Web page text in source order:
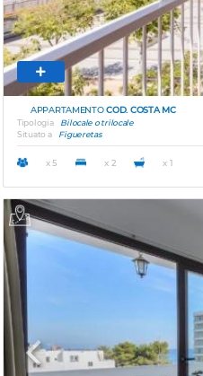
APPARTAMENTOCOD. COSTA MC
Tipologia
Bilocale o trilocale
Situato a
Figueretas
x 5 x 2 x 1
Previous